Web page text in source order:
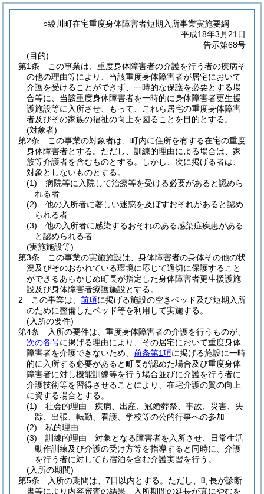
○綾川町在宅重度身体障害者短期入所事業実施要綱
平成18年3月21日
告示第68号
(目的)
第1条
この事業は、重度身体障害者の介護を行う者の疾病そ
の他の理由等により、当該重度身体障害者が居宅において
介護を受けることができず、一時的な保護を必要とする場
合等に、当該重度身体障害者を一時的に身体障害者更生援
護施設等に入所させ、もって、これら居宅の重度身体障害
者及びその家族の福祉の向上を図ることを目的とする。
(対象者)
第2条
この事業の対象者は、町内に住所を有する在宅の重度
身体障害者とする。 ただし、訓練的理由による場合は、家
族等介護者を含むものとする。
しかし、次に掲げる者は、
対象としないものとする。
(1)
病院等に入院して治療等を受ける必要があると認めら
れる者
(2)
他の入所者に著しい迷惑を及ぼすおそれがあると認め
られる者
(3)
他の入所者に感染するおそれのある感染症疾患がある
と認められる者
(実施施設等)
第3条
この事業の実施施設は、身体障害者の身体その他の状
況及びそのおかれている環境に応じて適切に保護すること
ができるあらかじめ町長が指定した身体障害者更生援護施
設及び身体障害者療護施設とする。
2
この事業は、 前項に掲げる施設の空きベッド及び短期入所
のために整備したベッド等を利用して実施する。
(入所の要件)
第4条
入所の要件は、重度身体障害者の介護を行うものが、
次の各号に掲げる理由により、その居宅において重度身体
障害者を介護できないため、 前条第1項に掲げる施設に一時
的に入所する必要があると町長が認めた場合及び重度身体
障害者に対し機能訓練等を行う場合並びに介護を行う者に
介護技術等を習得させることにより、在宅介護の質の向上
に資する場合とする。
(1)
社会的理由 疾病、出産、冠婚葬祭、事故、災害、失
踪、出張、転勤、看護、学校等の公的行事への参加
(2)
私的理由
(3)
訓練的理由 対象となる障害者を入所させ、日常生活
動作訓練及び介護の受け方等を指導すると同時に、介護
を行う者に対しても宿泊を含む介護実習を行う。
(入所の期間)
第5条
入所の期間は、7日以内とする。 ただし、町長が診断
書等により内容審査の結果、入所期間の延長が真にやむを